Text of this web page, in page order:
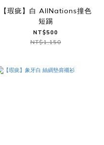
【瑕疵】白 AllNations撞色
短踢
NT$500
NT$1,150